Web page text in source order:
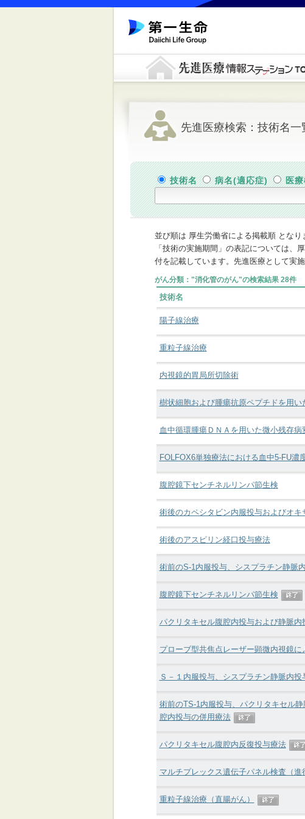
先進医療検索：技術名一
技術名 病名(適応症) 医
並び順は 厚生労働省による掲載順 となり
「技術の実施期間」の表記については、
付を記載しています。先進医療として実
がん分類："消化管のがん"の検索結果 28件
技術名
陽子線治療
重粒子線治療
内視鏡的胃局所切除術
樹状細胞および腫瘍抗原ペプチドを用い
血中循環腫瘍ＤＮＡを用いた微小残存病
FOLFOX6単独療法における血中5-FU濃
腹腔鏡下センチネルリンパ節生検
術後のカペシタビン内服投与およびオ
術後のアスピリン経口投与療法
術前のS-1内服投与、シスプラチン静脈
腹腔鏡下センチネルリンパ節生検
パクリタキセル腹腔内投与および静脈
プローブ型共焦点レーザー顕微内視鏡
Ｓ－１内服投与、シスプラチン静脈内
術前のTS-1内服投与、パクリタキセル
腔内投与の併用療法
パクリタキセル腹腔内反復投与療法
マルチプレックス遺伝子パネル検査（進
重粒子線治療（直腸がん）